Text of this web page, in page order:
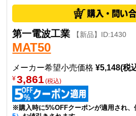
第一電波工業 【新品】ID:1430
MAT50
メーカー希望小売価格¥5,148(税
¥3,861(税込)
※購入時に5%OFFクーポンが適用され、